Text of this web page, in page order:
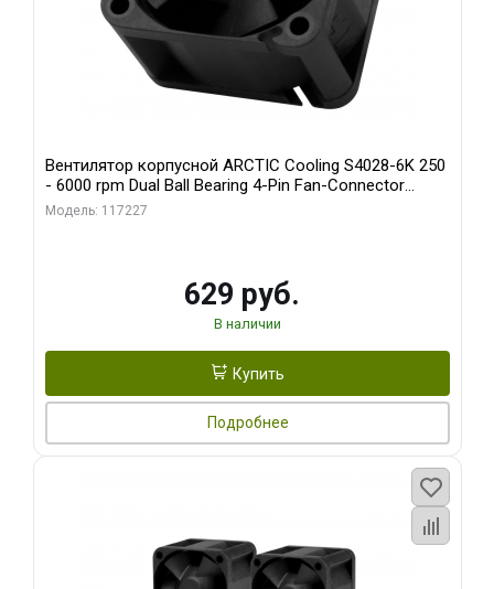
Вентилятор корпусной ARCTIC Cooling S4028-6K 250
- 6000 rpm Dual Ball Bearing 4-Pin Fan-Connector
(ACFAN00185A)
Модель: 117227
629 руб.
В наличии
Купить
Подробнее